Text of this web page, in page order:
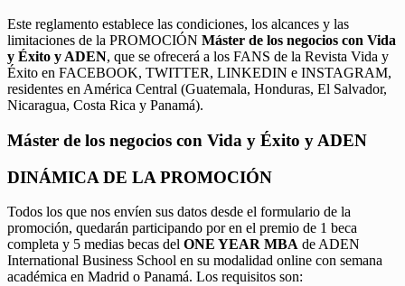
Este reglamento establece las condiciones, los alcances y las
limitaciones de la PROMOCIÓN Máster de los negocios con Vida
y Éxito y ADEN, que se ofrecerá a los FANS de la Revista Vida y
Éxito en FACEBOOK, TWITTER, LINKEDIN e INSTAGRAM,
residentes en América Central (Guatemala, Honduras, El Salvador,
Nicaragua, Costa Rica y Panamá).
Máster de los negocios con Vida y Éxito y ADEN
DINÁMICA DE LA PROMOCIÓN
Todos los que nos envíen sus datos desde el formulario de la
promoción, quedarán participando por en el premio de 1 beca
completa y 5 medias becas del ONE YEAR MBA de ADEN
International Business School en su modalidad online con semana
académica en Madrid o Panamá. Los requisitos son: